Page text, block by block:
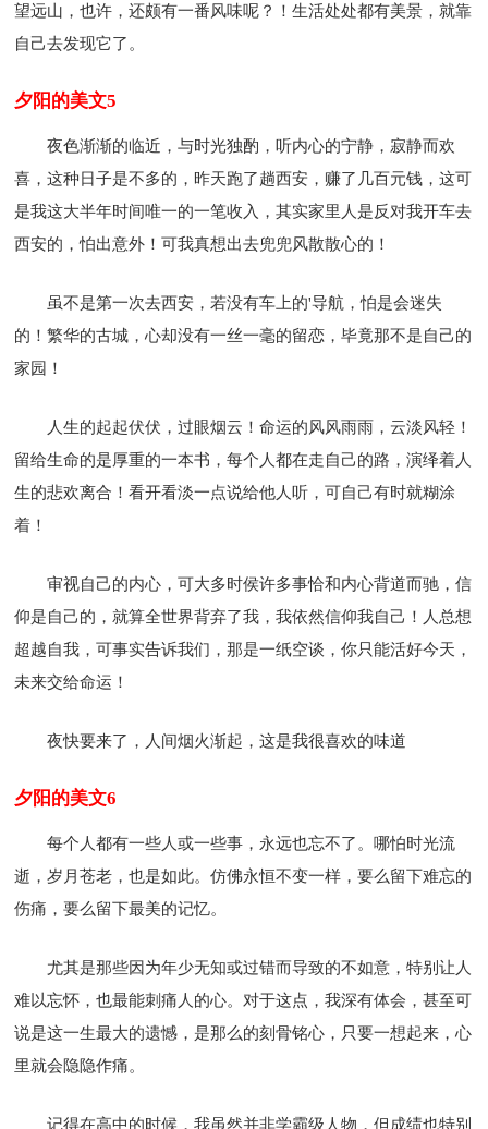
望远山，也许，还颇有一番风味呢？！生活处处都有美景，就靠
自己去发现它了。
夕阳的美文5
夜色渐渐的临近，与时光独酌，听内心的宁静，寂静而欢
喜，这种日子是不多的，昨天跑了趟西安，赚了几百元钱，这可
是我这大半年时间唯一的一笔收入，其实家里人是反对我开车去
西安的，怕出意外！可我真想出去兜兜风散散心的！
虽不是第一次去西安，若没有车上的'导航，怕是会迷失
的！繁华的古城，心却没有一丝一毫的留恋，毕竟那不是自己的
家园！
人生的起起伏伏，过眼烟云！命运的风风雨雨，云淡风轻！
留给生命的是厚重的一本书，每个人都在走自己的路，演绎着人
生的悲欢离合！看开看淡一点说给他人听，可自己有时就糊涂
着！
审视自己的内心，可大多时侯许多事恰和内心背道而驰，信
仰是自己的，就算全世界背弃了我，我依然信仰我自己！人总想
超越自我，可事实告诉我们，那是一纸空谈，你只能活好今天，
未来交给命运！
夜快要来了，人间烟火渐起，这是我很喜欢的味道
夕阳的美文6
每个人都有一些人或一些事，永远也忘不了。哪怕时光流
逝，岁月苍老，也是如此。仿佛永恒不变一样，要么留下难忘的
伤痛，要么留下最美的记忆。
尤其是那些因为年少无知或过错而导致的不如意，特别让人
难以忘怀，也最能刺痛人的心。对于这点，我深有体会，甚至可
说是这一生最大的遗憾，是那么的刻骨铭心，只要一想起来，心
里就会隐隐作痛。
记得在高中的时候，我虽然并非学霸级人物，但成绩也特别